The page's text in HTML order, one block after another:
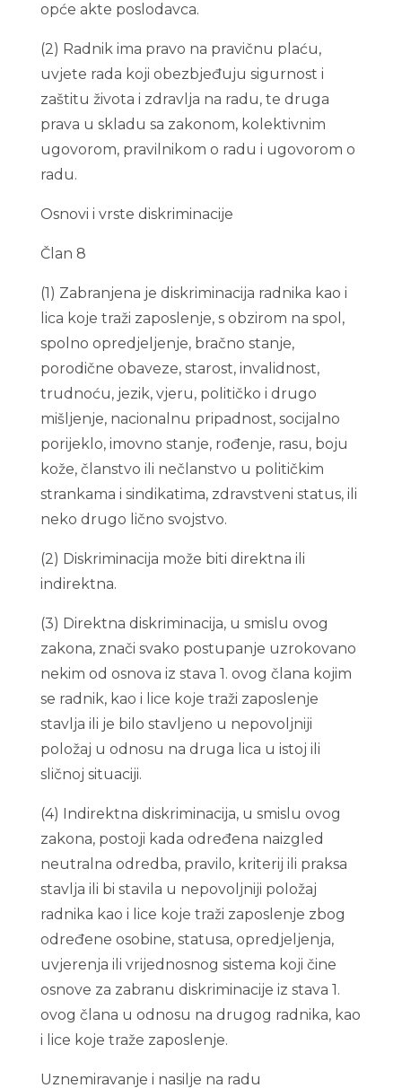
opće akte poslodavca.
(2) Radnik ima pravo na pravičnu plaću,
uvjete rada koji obezbjeđuju sigurnost i
zaštitu života i zdravlja na radu, te druga
prava u skladu sa zakonom, kolektivnim
ugovorom, pravilnikom o radu i ugovorom o
radu.
Osnovi i vrste diskriminacije
Član 8
(1) Zabranjena je diskriminacija radnika kao i
lica koje traži zaposlenje, s obzirom na spol,
spolno opredjeljenje, bračno stanje,
porodične obaveze, starost, invalidnost,
trudnoću, jezik, vjeru, političko i drugo
mišljenje, nacionalnu pripadnost, socijalno
porijeklo, imovno stanje, rođenje, rasu, boju
kože, članstvo ili nečlanstvo u političkim
strankama i sindikatima, zdravstveni status, ili
neko drugo lično svojstvo.
(2) Diskriminacija može biti direktna ili
indirektna.
(3) Direktna diskriminacija, u smislu ovog
zakona, znači svako postupanje uzrokovano
nekim od osnova iz stava 1. ovog člana kojim
se radnik, kao i lice koje traži zaposlenje
stavlja ili je bilo stavljeno u nepovoljniji
položaj u odnosu na druga lica u istoj ili
sličnoj situaciji.
(4) Indirektna diskriminacija, u smislu ovog
zakona, postoji kada određena naizgled
neutralna odredba, pravilo, kriterij ili praksa
stavlja ili bi stavila u nepovoljniji položaj
radnika kao i lice koje traži zaposlenje zbog
određene osobine, statusa, opredjeljenja,
uvjerenja ili vrijednosnog sistema koji čine
osnove za zabranu diskriminacije iz stava 1.
ovog člana u odnosu na drugog radnika, kao
i lice koje traže zaposlenje.
Uznemiravanje i nasilje na radu